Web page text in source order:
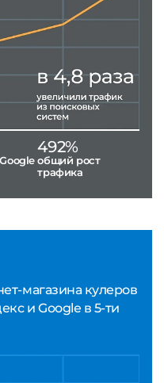
магазина кулеров
и Google в 5-ти
492%
общий рост
трафика